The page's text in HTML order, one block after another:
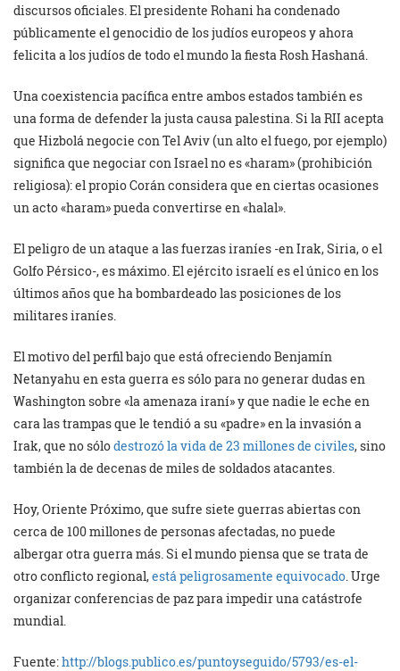
discursos oficiales. El presidente Rohani ha condenado
públicamente el genocidio de los judíos europeos y ahora
felicita a los judíos de todo el mundo la fiesta Rosh Hashaná.
Una coexistencia pacífica entre ambos estados también es
una forma de defender la justa causa palestina. Si la RII acepta
que Hizbolá negocie con Tel Aviv (un alto el fuego, por ejemplo)
significa que negociar con Israel no es «haram» (prohibición
religiosa): el propio Corán considera que en ciertas ocasiones
un acto «haram» pueda convertirse en «halal».
El peligro de un ataque a las fuerzas iraníes -en Irak, Siria, o el
Golfo Pérsico-, es máximo. El ejército israelí es el único en los
últimos años que ha bombardeado las posiciones de los
militares iraníes.
El motivo del perfil bajo que está ofreciendo Benjamín
Netanyahu en esta guerra es sólo para no generar dudas en
Washington sobre «la amenaza iraní» y que nadie le eche en
cara las trampas que le tendió a su «padre» en la invasión a
Irak, que no sólodestrozó la vida de 23 millones de civiles, sino
también la de decenas de miles de soldados atacantes.
Hoy, Oriente Próximo, que sufre siete guerras abiertas con
cerca de 100 millones de personas afectadas, no puede
albergar otra guerra más. Si el mundo piensa que se trata de
otro conflicto regional,está peligrosamente equivocado. Urge
organizar conferencias de paz para impedir una catástrofe
mundial.
Fuente:http://blogs.publico.es/puntoyseguido/5793/es-el-